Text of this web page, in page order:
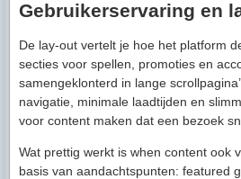
Gebruikerservaring en
De lay-out vertelt je hoe het platform
secties voor spellen, promoties en
samengeklonterd in lange
navigatie, minimale laadtijden en
voor content maken dat een bezoek
Wat prettig werkt is when content ook
basis van aandachtspunten: featured